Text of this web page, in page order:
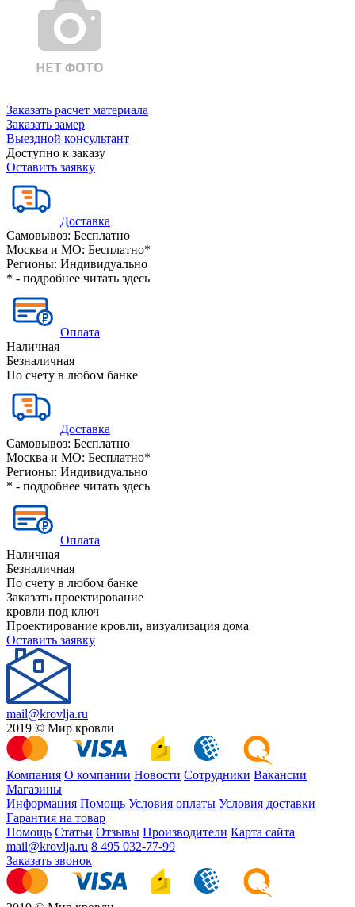
Заказать расчет материала
Заказать замер
Выездной консультант
Доступно к заказу
Оставить заявку
Доставка
Самовывоз: Бесплатно
Москва и МО: Бесплатно*
Регионы: Индивидуально
* - подробнее читать здесь
Оплата
Наличная
Безналичная
По счету в любом банке
Доставка
Самовывоз: Бесплатно
Москва и МО: Бесплатно*
Регионы: Индивидуально
* - подробнее читать здесь
Оплата
Наличная
Безналичная
По счету в любом банке
Заказать проектирование
кровли под ключ
Проектирование кровли, визуализация дома
Оставить заявку
mail@krovlja.ru
2019 © Мир кровли
Компания О компании Новости Сотрудники Вакансии
Магазины
Информация Помощь Условия оплаты Условия доставки
Гарантия на товар
Помощь Статьи Отзывы Производители Карта сайта
mail@krovlja.ru 8 495 032-77-99
Заказать звонок